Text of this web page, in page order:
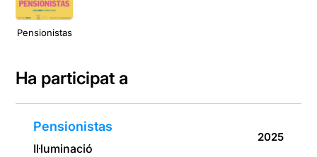
Pensionistas
Ha participat a
Pensionistas
Il·luminació
2025